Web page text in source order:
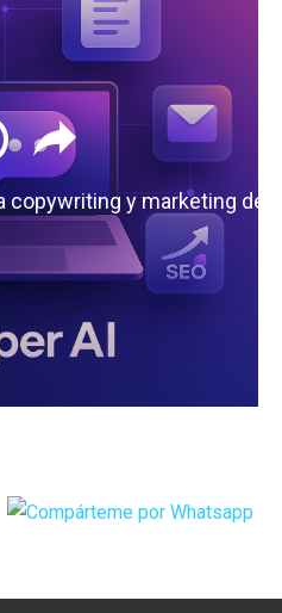
copywriting y marketing de